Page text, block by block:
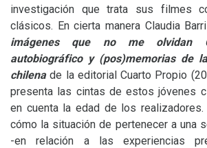
investigación que trata sus filmes
clásicos. En cierta manera Claudia
imágenes que no me olvidan
autobiográfico y (pos)memorias de
chilenade la editorial Cuarto Propio
presenta las cintas de estos jóvenes
en cuenta la edad de los
cómo la situación de pertenecer a una
-en relación a las experiencias